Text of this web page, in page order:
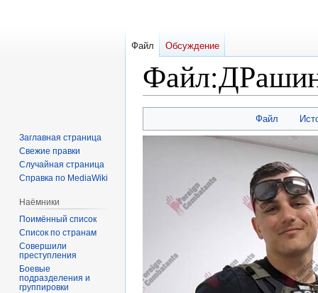
Файл:
к
к
Файл
Файл Обсуждение
Заглавная страница
Свежие правки
Случайная страница
Справка по MediaWiki
Наёмники
Поимённый список
Список по странам
Совершили
преступления
Боевые
подразделения и
группировки